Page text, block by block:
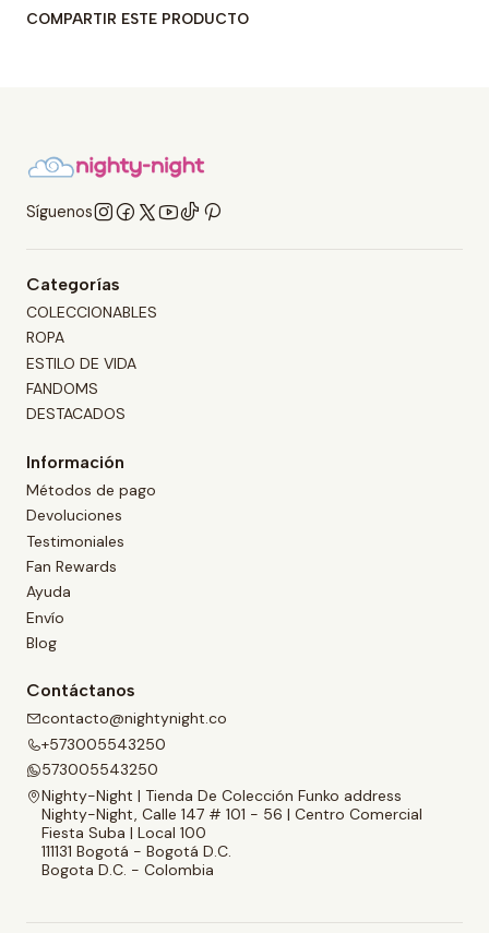
COMPARTIR ESTE PRODUCTO
Síguenos
Categorías
COLECCIONABLES
ROPA
ESTILO DE VIDA
FANDOMS
DESTACADOS
Información
Métodos de pago
Devoluciones
Testimoniales
Fan Rewards
Ayuda
Envío
Blog
Contáctanos
contacto@nightynight.co
+573005543250
573005543250
Nighty-Night | Tienda De Colección Funko address
Nighty-Night, Calle 147 # 101 - 56 | Centro Comercial
Fiesta Suba | Local 100
111131 Bogotá - Bogotá D.C.
Bogota D.C. - Colombia